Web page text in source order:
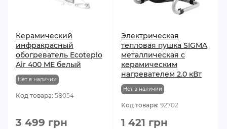
Керамический
инфракрасный
обогреватель Ecoteplo
Air 400 ME белый
Нет в наличии
Код товара: 58054
3 499 грн
Электрическая
тепловая пушка SIGMA
металлическая с
керамическим
нагревателем 2.0 кВт
Нет в наличии
Код товара: 92702
1 421 грн